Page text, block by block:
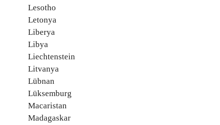
Lesotho
Letonya
Liberya
Libya
Liechtenstein
Litvanya
Lübnan
Lüksemburg
Macaristan
Madagaskar